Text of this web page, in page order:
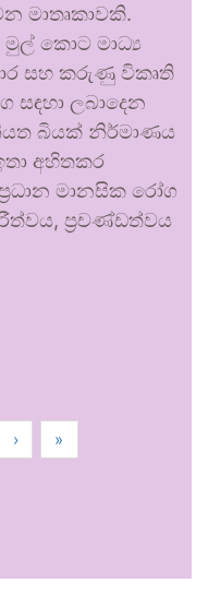
මාතෘකාවකි.
කොට මාධ්‍ය
සහ කරුණු විකෘති
ලබාදෙන
බියක් නිර්මාණය
අහිතකර
මානසික රෝග
ප්‍රචණ්ඩත්වය
› »